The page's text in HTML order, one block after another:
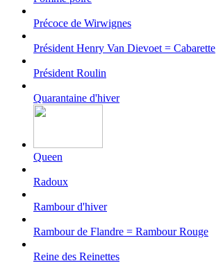
Précoce de Wirwignes
Président Henry Van Dievoet = Cabarette
Président Roulin
Quarantaine d'hiver
Queen
Radoux
Rambour d'hiver
Rambour de Flandre = Rambour Rouge
Reine des Reinettes